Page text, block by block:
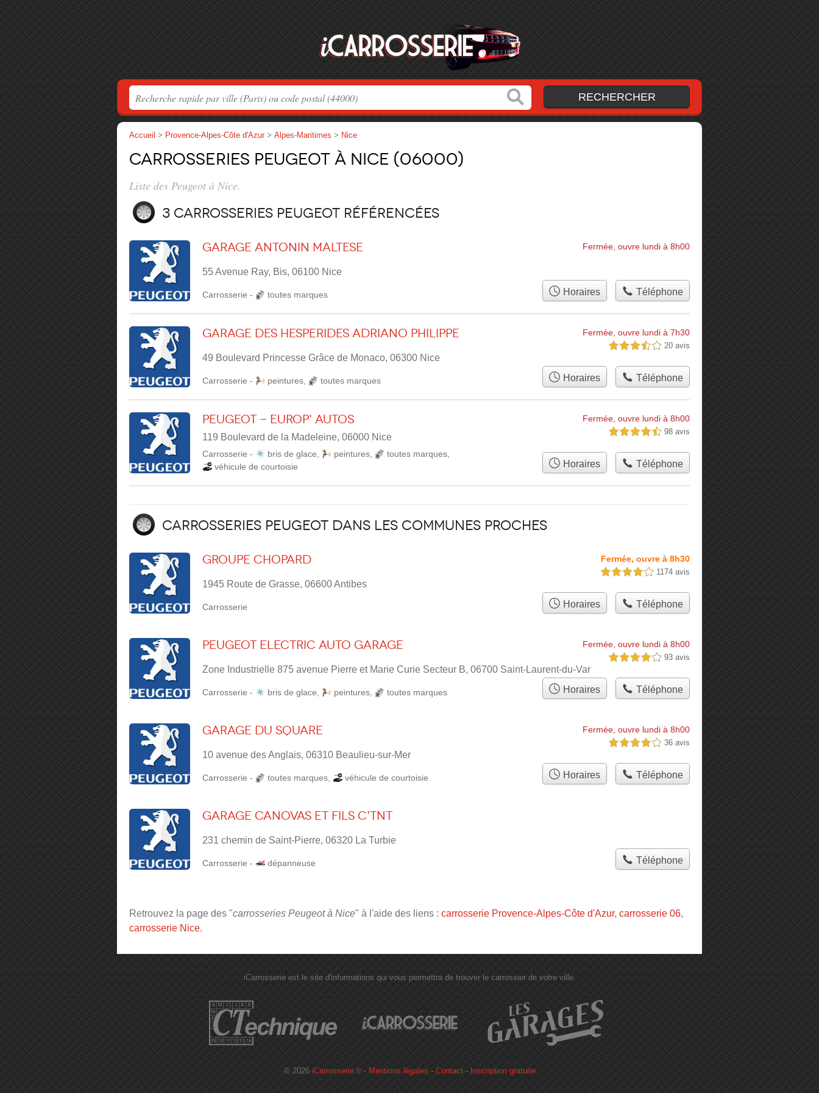
Accueil > Provence-Alpes-Côte d'Azur > Alpes-Maritimes > Nice
Carrosseries Peugeot à Nice (06000)
Liste des Peugeot à Nice.
3 carrosseries Peugeot référencées
Garage Antonin Maltese
55 Avenue Ray, Bis, 06100 Nice
Fermée, ouvre lundi à 8h00
Carrosserie - toutes marques Horaires Téléphone
Garage des Hesperides ADRIANO Philippe
49 Boulevard Princesse Grâce de Monaco, 06300 Nice
Fermée, ouvre lundi à 7h30
3,5 étoiles sur 5 20 avis
Carrosserie - peintures toutes marques Horaires Téléphone
Peugeot - Europ' Autos
119 Boulevard de la Madeleine, 06000 Nice
Fermée, ouvre lundi à 8h00
4,5 étoiles sur 5 98 avis
Carrosserie - bris de glace peintures toutes marques
véhicule de courtoisie
Horaires Téléphone
Carrosseries Peugeot dans les communes proches
Groupe Chopard
1945 Route de Grasse, 06600 Antibes
Fermée, ouvre à 8h30
4,0 étoiles sur 5 1174 avis
Carrosserie Horaires Téléphone
PEUGEOT Electric Auto Garage
Zone Industrielle 875 avenue Pierre et Marie Curie Secteur B, 06700 Saint-Laurent-du-Var
Fermée, ouvre lundi à 8h00
4,0 étoiles sur 5 93 avis
Carrosserie - bris de glace peintures toutes marques Horaires Téléphone
Garage du Square
10 avenue des Anglais, 06310 Beaulieu-sur-Mer
Fermée, ouvre lundi à 8h00
4,0 étoiles sur 5 36 avis
Carrosserie - toutes marques véhicule de courtoisie Horaires Téléphone
Garage Canovas et Fils C'TNT
231 chemin de Saint-Pierre, 06320 La Turbie
Carrosserie - dépanneuse Téléphone
Retrouvez la page des "carrosseries Peugeot à Nice" à l'aide des liens : carrosserie Provence-Alpes-Côte d'Azur, carrosserie 06,
carrosserie Nice.
iCarrosserie est le site d'informations qui vous permettra de trouver le carrossier de votre ville.
© 2026 iCarrosserie.fr - Mentions légales - Contact- Inscription gratuite